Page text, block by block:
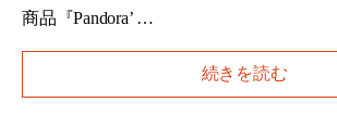
商品『Pandora’ …
続きを読む